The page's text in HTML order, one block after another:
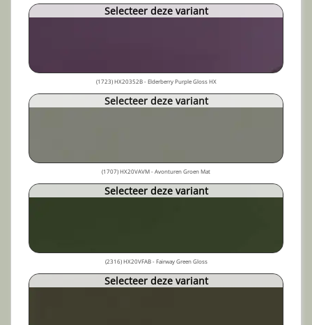
Selecteer deze variant
(1723) HX20352B - Elderberry Purple Gloss HX
Selecteer deze variant
(1707) HX20VAVM - Avonturen Groen Mat
Selecteer deze variant
(2316) HX20VFAB - Fairway Green Gloss
Selecteer deze variant